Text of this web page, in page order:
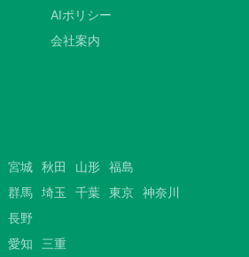
AIポリシー
会社案内
宮城 秋田 山形 福島
群馬 埼玉 千葉 東京 神奈川
長野
愛知 三重